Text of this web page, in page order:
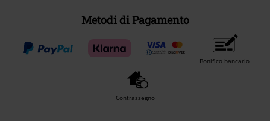
Metodi di Pagamento
Bonifico bancario
Contrassegno